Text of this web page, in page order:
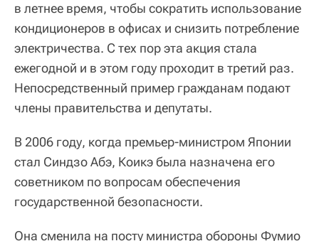
в летнее время, чтобы сократить использование
кондиционеров в офисах и снизить потребление
электричества. С тех пор эта акция стала
ежегодной и в этом году проходит в третий раз.
Непосредственный пример гражданам подают
члены правительства и депутаты.
В 2006 году, когда премьер-министром Японии
стал Синдзо Абэ, Коикэ была назначена его
советником по вопросам обеспечения
государственной безопасности.
Она сменила на посту министра обороны Фумио